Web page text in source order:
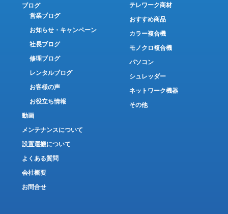
ブログ
営業ブログ
お知らせ・キャンペーン
社長ブログ
修理ブログ
レンタルブログ
お客様の声
お役立ち情報
動画
メンテナンスについて
設置運搬について
よくある質問
会社概要
お問合せ
テレワーク商材
おすすめ商品
カラー複合機
モノクロ複合機
パソコン
シュレッダー
ネットワーク機器
その他